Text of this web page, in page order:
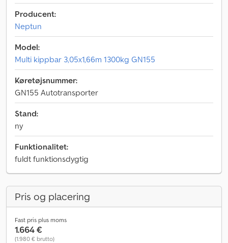
Producent:
Neptun
Model:
Multi kippbar 3,05x1,66m 1300kg GN155
Køretøjsnummer:
GN155 Autotransporter
Stand:
ny
Funktionalitet:
fuldt funktionsdygtig
Pris og placering
Fast pris plus moms
1.664 €
(1.980 € brutto)